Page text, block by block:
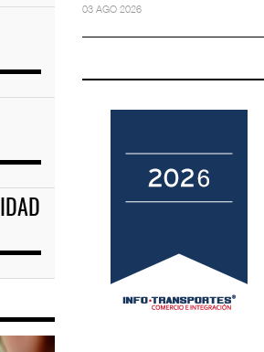
03 AGO 2026